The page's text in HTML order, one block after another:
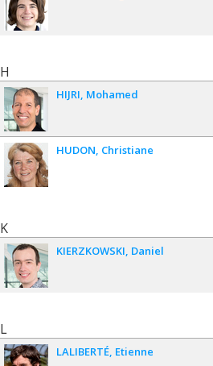
H
HIJRI Mohamed
HUDON Christiane
K
KIERZKOWSKI Daniel
L
LALIBERTÉ Etienne